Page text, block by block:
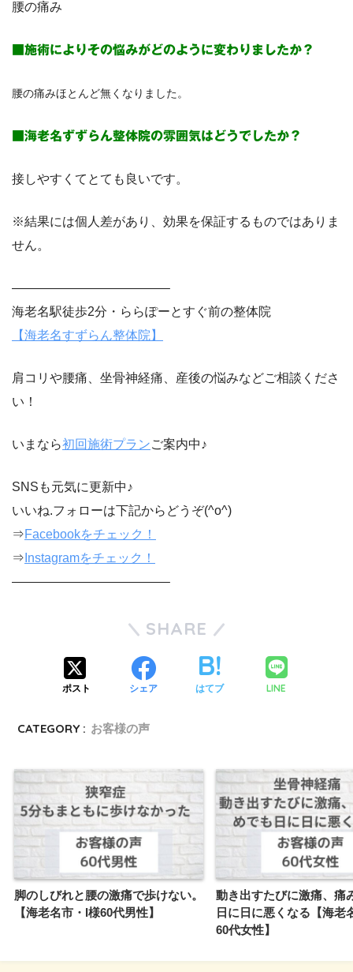
腰の痛み
■施術によりその悩みがどのように変わりましたか？
腰の痛みほとんど無くなりました。
■海老名ずずらん整体院の雰囲気はどうでしたか？
接しやすくてとても良いです。
※結果には個人差があり、効果を保証するものではありま
せん。
————————————–
海老名駅徒歩2分・ららぽーとすぐ前の整体院
【海老名すずらん整体院】
肩コリや腰痛、坐骨神経痛、産後の悩みなどご相談くださ
い！
いまなら初回施術プランご案内中♪
SNSも元気に更新中♪
いいね.フォローは下記からどうぞ(^o^)
⇒Facebookをチェック！
⇒ Instagramをチェック！
————————————–
SHARE
ポスト シェア はてブ LINE
CATEGORY : お客様の声
脚のしびれと腰の激痛で歩けない。
【海老名市・I様60代男性】
動き出すたびに激痛、痛
日に日に悪くなる【海老
60代女性】